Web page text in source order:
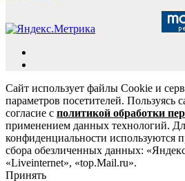
Сайт использует файлы Cookie и
параметров посетителей. Пользуясь
согласие с политикой обработки
применением данных технологий.
конфиденциальности используются
сбора обезличенных данных:
«Liveinternet», «top.Mail.ru».
Принять